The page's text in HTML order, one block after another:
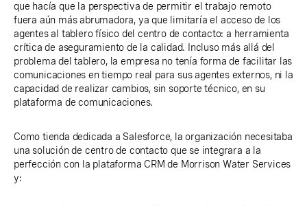
que hacía que la perspectiva de permitir el trabajo remoto
fuera aún más abrumadora, ya que limitaría el acceso de los
agentes al tablero físico del centro de contacto: a herramienta
crítica de aseguramiento de la calidad. Incluso más allá del
problema del tablero, la empresa no tenía forma de facilitar las
comunicaciones en tiempo real para sus agentes externos, ni la
capacidad de realizar cambios, sin soporte técnico, en su
plataforma de comunicaciones.
Como tienda dedicada a Salesforce, la organización necesitaba
una solución de centro de contacto que se integrara a la
perfección con la plataforma CRM de Morrison Water Services
y: